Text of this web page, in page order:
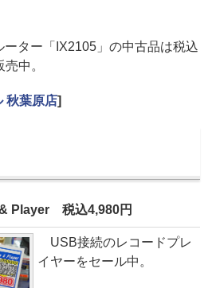
ター「IX2105」の中古品は税込
中。
秋葉原店]
Player 税込4,980円
USB接続のレコードプレ
イヤーをセール中。